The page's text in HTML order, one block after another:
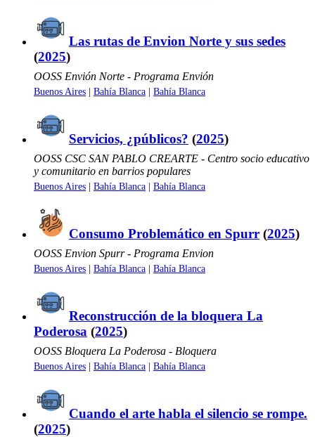
Las rutas de Envion Norte y sus sedes
(2025)
OOSS Envión Norte - Programa Envión
Buenos Aires | Bahía Blanca | Bahía Blanca
Servicios, ¿públicos? (2025)
OOSS CSC SAN PABLO CREARTE - Centro socio educativo
y comunitario en barrios populares
Buenos Aires | Bahía Blanca | Bahía Blanca
Consumo Problemático en Spurr (2025)
OOSS Envion Spurr - Programa Envion
Buenos Aires | Bahía Blanca | Bahía Blanca
Reconstrucción de la bloquera La
Poderosa (2025)
OOSS Bloquera La Poderosa - Bloquera
Buenos Aires | Bahía Blanca | Bahía Blanca
Cuando el arte habla el silencio se rompe.
(2025)